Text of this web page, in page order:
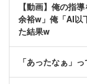
【動画】俺の指
余裕w」俺「AI以
た結果w
「あったなぁ」